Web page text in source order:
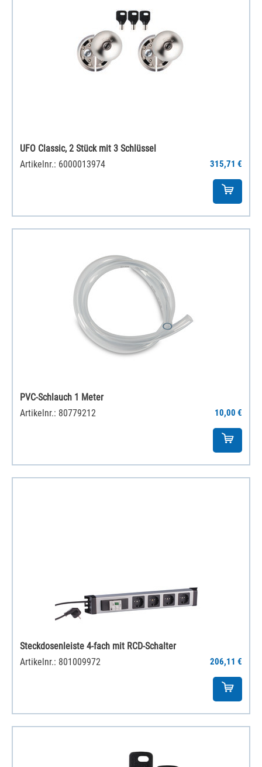
UFO Classic, 2 Stück mit 3 Schlüssel
Artikelnr.: 6000013974
315,71 €
PVC-Schlauch 1 Meter
Artikelnr.: 80779212
10,00 €
Steckdosenleiste 4-fach mit RCD-Schalter
Artikelnr.: 801009972
206,11 €